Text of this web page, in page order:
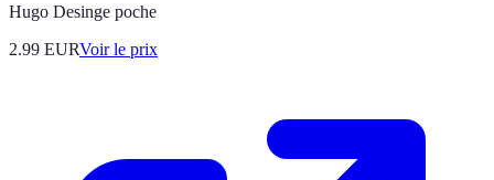
Hugo Desinge poche
2.99 EURVoir le prix